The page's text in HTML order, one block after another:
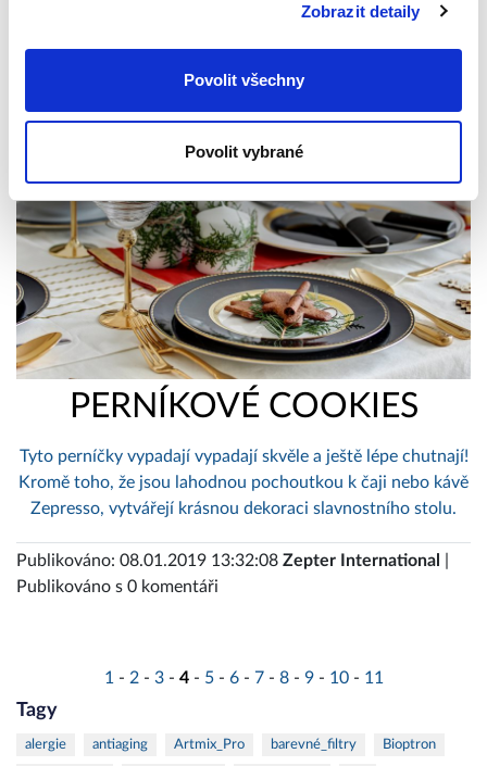
Zobrazit detaily
Povolit všechny
Povolit vybrané
PERNÍKOVÉ COOKIES
Tyto perníčky vypadají vypadají skvěle a ještě lépe chutnají!
Kromě toho, že jsou lahodnou pochoutkou k čaji nebo kávě
Zepresso, vytvářejí krásnou dekoraci slavnostního stolu.
Publikováno: 08.01.2019 13:32:08 Zepter International
Publikováno s 0 komentáři
1 - 2 - 3 - 4 - 5 - 6 - 7 - 8 - 9 - 10 - 11
Tagy
alergie antiaging Artmix_Pro barevné_filtry Bioptron